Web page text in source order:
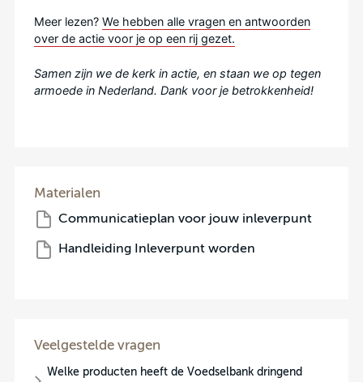
Meer lezen? We hebben alle vragen en antwoorden
over de actie voor je op een rij gezet.
Samen zijn we de kerk in actie, en staan we op tegen
armoede in Nederland. Dank voor je betrokkenheid!
Materialen
Communicatieplan voor jouw inleverpunt
Handleiding Inleverpunt worden
Veelgestelde vragen
Welke producten heeft de Voedselbank dringend